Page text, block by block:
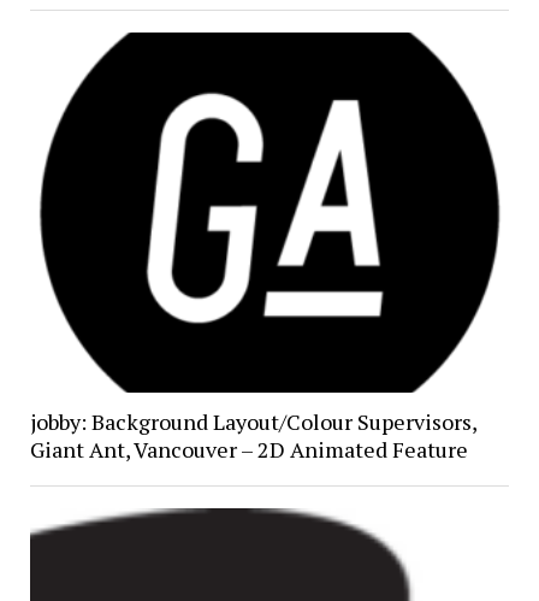
jobby: Background Layout/Colour Supervisors,
Giant Ant, Vancouver – 2D Animated Feature